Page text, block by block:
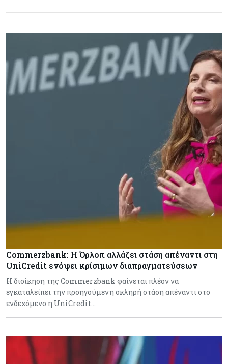
Commerzbank: Η Όρλοπ αλλάζει στάση απέναντι στη
UniCredit ενόψει κρίσιμων διαπραγματεύσεων
H διοίκηση της Commerzbank φαίνεται πλέον να
εγκαταλείπει την προηγούμενη σκληρή στάση απέναντι στο
ενδεχόμενο η UniCredit…